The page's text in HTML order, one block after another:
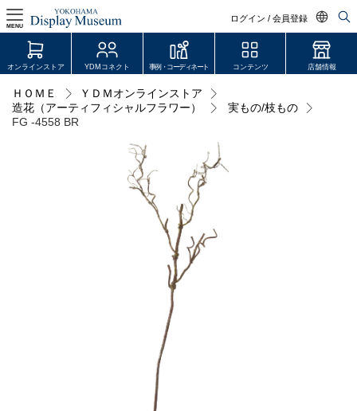
ログイン / 会員登録
日本語
中文简体
MENU
ログイン・会員登録
オンラインストア
JDCA(ディスプレイスクール)
オンラインストア YDMコネクト 事例・コーディネート コンテンツ 店舗情報
ＨＯＭＥ
ＹＤＭオンラインストア
造花（アーティフィシャルフラワー）
実もの/枝もの
FG -4558 BR